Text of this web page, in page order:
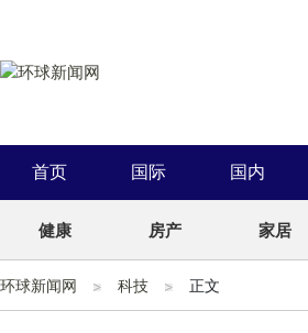
首页 国际 国内
健康 房产 家居
环球新闻网 科技 正文